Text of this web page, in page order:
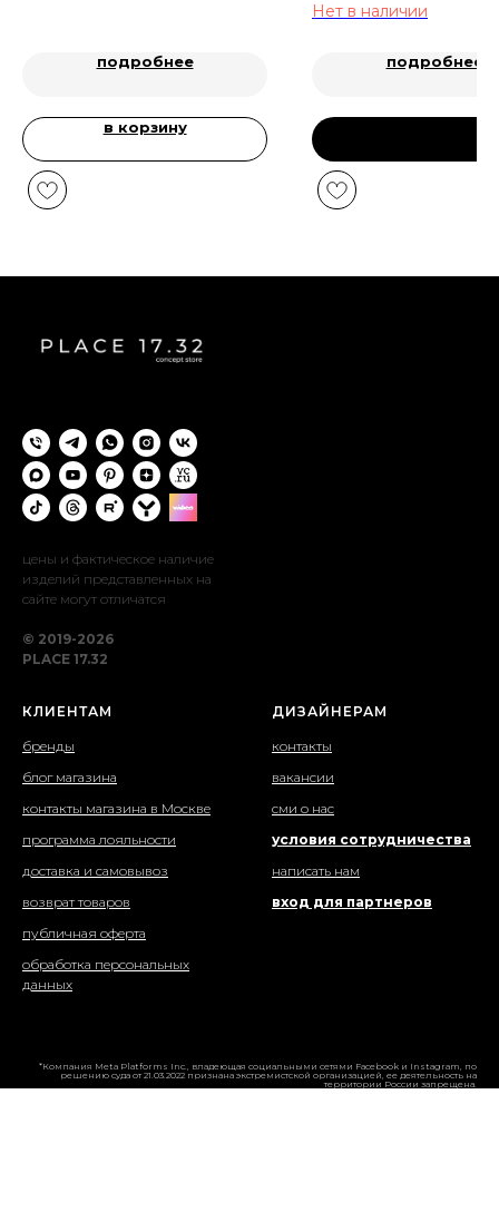
подробнее
в корзину
Нет в наличии
подробнее
цены и фактическое наличие
изделий представленных на
сайте могут отличатся
© 2019-2026
PLACE 17.32
КЛИЕНТАМ
бренды
блог магазина
контакты магазина в Москве
программа лояльности
доставка и самовывоз
возврат товаров
публичная оферта
обработка персональных
данных
ДИЗАЙНЕРАМ
контакты
вакансии
сми о нас
условия сотрудничества
написать нам
вход для партнеров
*Компания Meta Platforms Inc., владеющая социальными сетями Facebook и Instagram, по
решению суда от 21.03.2022 признана экстремистской организацией, ее деятельность на
территории России запрещена.